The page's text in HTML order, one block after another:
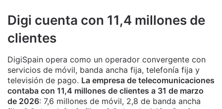
Digi cuenta con 11,4 millones de
clientes
DigiSpain opera como un operador convergente con
servicios de móvil, banda ancha fija, telefonía fija y
televisión de pago. La empresa de telecomunicaciones
contaba con 11,4 millones de clientes a 31 de marzo
de 2026: 7,6 millones de móvil, 2,8 de banda ancha